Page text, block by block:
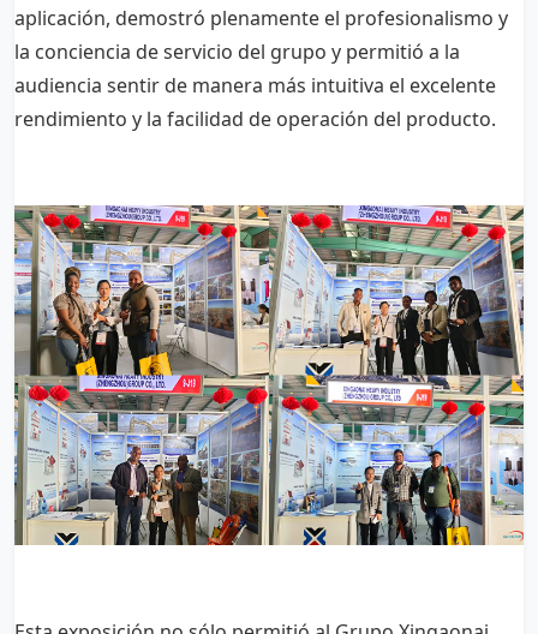
aplicación, demostró plenamente el profesionalismo y
la conciencia de servicio del grupo y permitió a la
audiencia sentir de manera más intuitiva el excelente
rendimiento y la facilidad de operación del producto.